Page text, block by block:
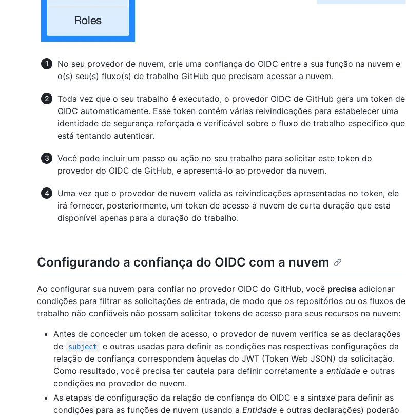
No seu provedor de nuvem, crie uma confiança do OIDC entre a sua função na nuvem e
o(s) seu(s) fluxo(s) de trabalho GitHub que precisam acessar a nuvem.
Toda vez que o seu trabalho é executado, o provedor OIDC de GitHub gera um token de
OIDC automaticamente. Esse token contém várias reivindicações para estabelecer uma
identidade de segurança reforçada e verificável sobre o fluxo de trabalho específico que
está tentando autenticar.
Você pode incluir um passo ou ação no seu trabalho para solicitar este token do
provedor do OIDC de GitHub, e apresentá-lo ao provedor da nuvem.
Uma vez que o provedor de nuvem valida as reivindicações apresentadas no token, ele
irá fornecer, posteriormente, um token de acesso à nuvem de curta duração que está
disponível apenas para a duração do trabalho.
Configurando a confiança do OIDC com a nuvem
Ao configurar sua nuvem para confiar no provedor OIDC do GitHub, você precisa adicionar
condições para filtrar as solicitações de entrada, de modo que os repositórios ou os fluxos de
trabalho não confiáveis não possam solicitar tokens de acesso para seus recursos na nuvem:
Antes de conceder um token de acesso, o provedor de nuvem verifica se as declarações
de
subject
e outras usadas para definir as condições nas respectivas configurações da
relação de confiança correspondem àquelas do JWT (Token Web JSON) da solicitação.
Como resultado, você precisa ter cautela para definir corretamente a entidade e outras
condições no provedor de nuvem.
As etapas de configuração da relação de confiança do OIDC e a sintaxe para definir as
condições para as funções de nuvem (usando a Entidade e outras declarações) poderão